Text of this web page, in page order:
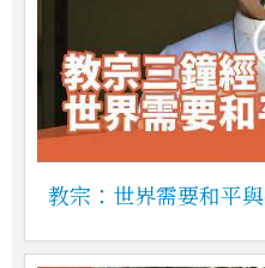
教宗：世界需要和平